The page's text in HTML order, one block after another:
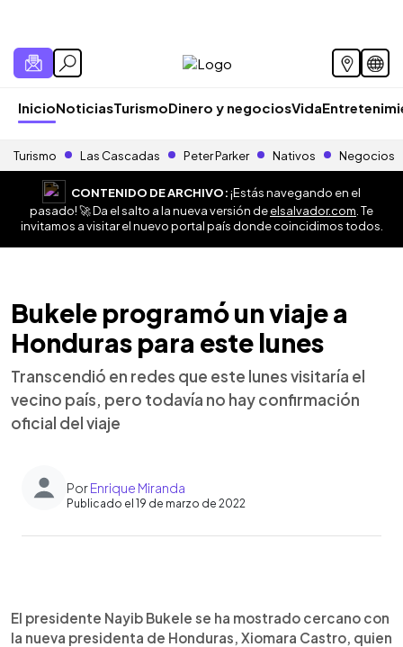
InicioNoticiasTurismoDinero y negociosVida
Turismo Las Cascadas Peter Parker Nativos Negocios
CONTENIDO DE ARCHIVO:¡Estás navegando en el
pasado! 🚀 Da el salto a la nueva versión deelsalvador.com . Te
invitamos a visitar el nuevo portal país donde coincidimos todos.
Bukele programó un viaje a
Honduras para este lunes
Transcendió en redes que este lunes visitaría el
vecino país, pero todavía no hay confirmación
oficial del viaje
PorEnrique Miranda
Publicado el 19 de marzo de 2022
► Escuchar artículo
El presidente Nayib Bukele se ha mostrado cercano con
la nueva presidenta de Honduras, Xiomara Castro, quien